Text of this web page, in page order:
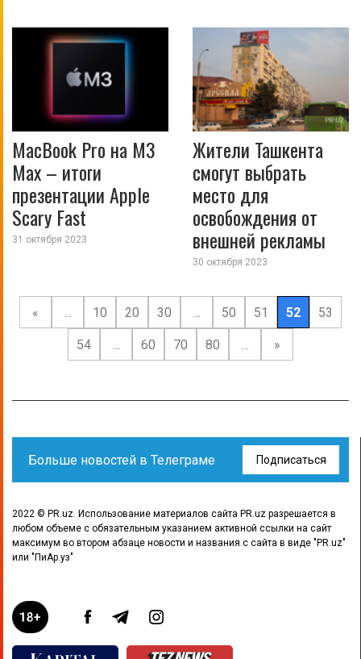
MacBook Pro на M3
Max – итоги
презентации Apple
Scary Fast
31 октября 2023
Жители Ташкента
смогут выбрать
место для
освобождения от
внешней рекламы
30 октября 2023
« 10 20 30 50 51 52 53
54 60 70 80 »
Больше новостей в Телеграме Подписаться
2022 © PR.uz. Использование материалов сайта PR.uz разрешается в
любом объеме с обязательным указанием активной ссылки на сайт
максимум во втором абзаце новости и названия с сайта в виде "PR.uz"
или "ПиАр.уз"